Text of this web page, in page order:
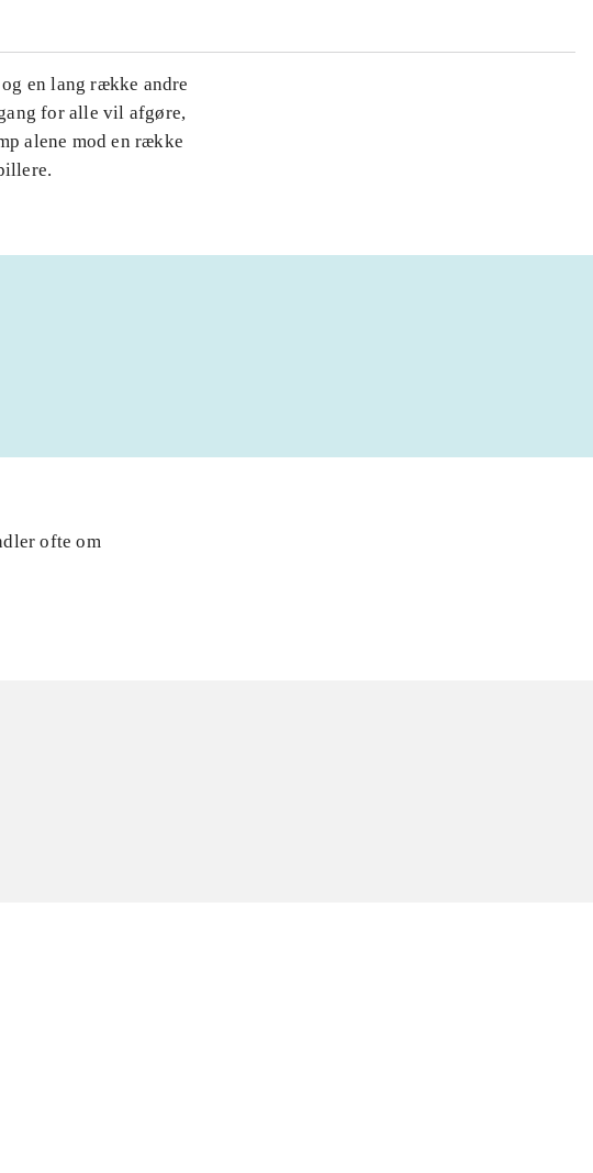
en lang række andre
for alle vil afgøre,
alene mod en række
ofte om